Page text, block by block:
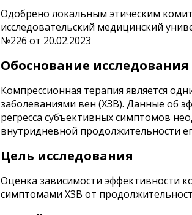
Одобрено локальным этическим
исследовательский медицинский
№226 от 20.02.2023
Обоснование исследования
Компрессионная терапия является
заболеваниями вен (ХЗВ). Данные об
регресса субъективных симптомов
внутридневной продолжительности
Цель исследования
Оценка зависимости эффективности
симптомами ХЗВ от